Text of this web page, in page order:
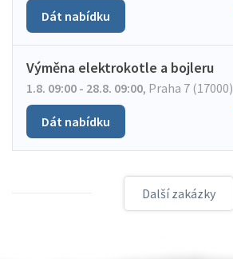
Dát nabídku
Výměna elektrokotle a bojleru
1.8. 09:00 - 28.8. 09:00, Praha 7 (17000)
Dát nabídku
Další zakázky